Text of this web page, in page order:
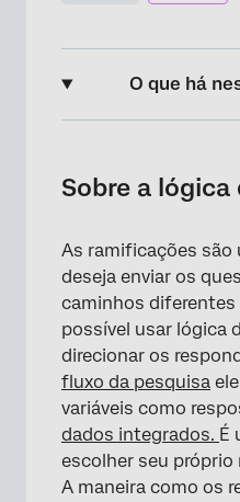
O que há
Adicionar uma
Experiência do
Excluir do cálculo da
Tipos de Projetos em
está disponível
Perguntas frequentes
Sobre a
As ramificações são
deseja enviar os
caminhos diferentes
possível usar lógica
direcionar os
fluxo da pesquisa
variáveis como
dados integrados. É
escolher seu próprio
A maneira como os